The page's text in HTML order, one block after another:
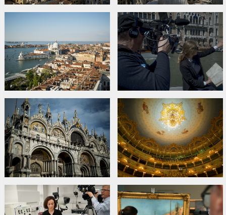
Дистрибьютор: Seventh Art Productions